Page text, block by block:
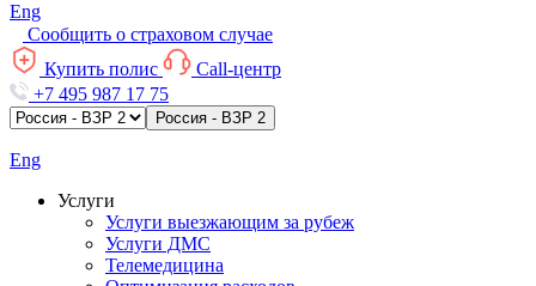
Eng
Сообщить о страховом случае
Купить полис
Call-центр
+7 495 987 17 75
Россия - ВЗР 2
Eng
Услуги
Услуги выезжающим за рубеж
Услуги ДМС
Телемедицина